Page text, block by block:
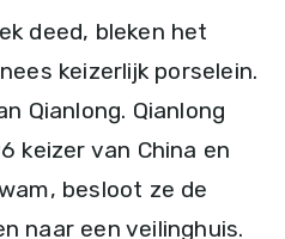
deed, bleken het
keizerlijk porselein.
Qianlong. Qianlong
keizer van China en
besloot ze de
naar een veilinghuis.